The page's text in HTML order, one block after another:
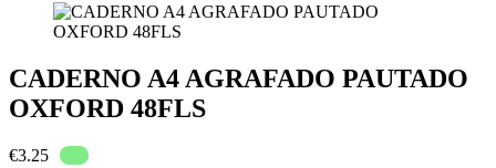
CADERNO A4 AGRAFADO PAUTADO
OXFORD 48FLS
€3.25